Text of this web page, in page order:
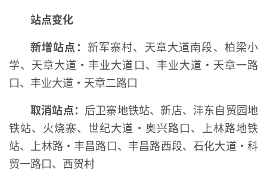
站点变化
新增站点： 新军寨村、天章大道南段、柏梁小
学、天章大道·丰业大道口、丰业大道·天章一路
口、丰业大道·天章二路口
取消站点： 后卫寨地铁站、新店、沣东自贸园地
铁站、火烧寨、世纪大道·奥兴路口、上林路地铁
站、上林路·丰昌路口、丰昌路西段、石化大道·科
贸一路口、西贺村